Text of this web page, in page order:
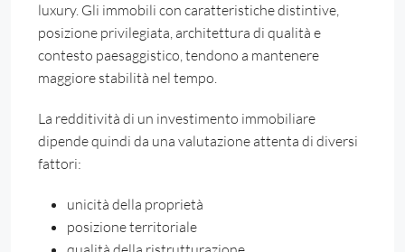
luxury. Gli immobili con caratteristiche distintive,
posizione privilegiata, architettura di qualità e
contesto paesaggistico, tendono a mantenere
maggiore stabilità nel tempo.
La redditività di un investimento immobiliare
dipende quindi da una valutazione attenta di diversi
fattori:
unicità della proprietà
posizione territoriale